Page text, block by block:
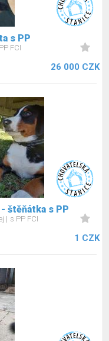
s PP
FCI
26 000 CZK
štěňátka s PP
s PP FCI
1 CZK